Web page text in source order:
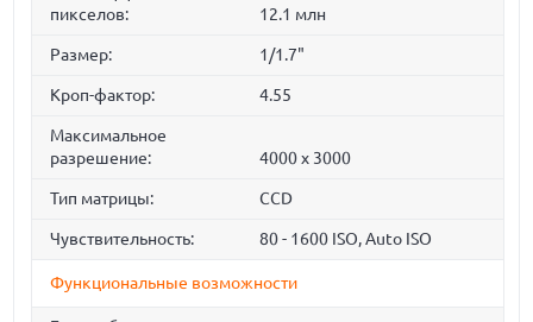
пикселов:
12.1 млн
Размер: 1/1.7"
Кроп-фактор: 4.55
Максимальное
разрешение:
4000 x 3000
Тип матрицы: СCD
Чувствительность: 80 - 1600 ISO, Auto ISO
Функциональные возможности